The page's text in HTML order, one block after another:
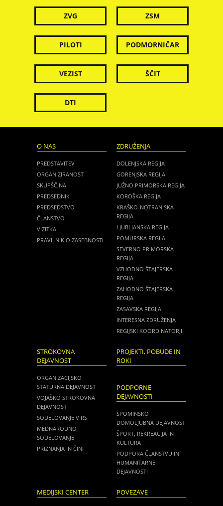
ZVG ZSM
PILOTI PODMORNIČAR
VEZIST ŠČIT
DTI
O NAS
PREDSTAVITEV
ORGANIZIRANOST
SKUPŠČINA
PREDSEDNIK
PREDSEDSTVO
ČLANSTVO
VIZITKA
PRAVILNIK O ZASEBNOSTI
ZDRUŽENJA
DOLENJSKA REGIJA
GORENJSKA REGIJA
JUŽNO PRIMORSKA REGIJA
KOROŠKA REGIJA
KRAŠKO-NOTRANJSKA
REGIJA
LJUBLJANSKA REGIJA
POMURSKA REGIJA
SEVERNO PRIMORSKA
REGIJA
VZHODNO ŠTAJERSKA
REGIJA
ZAHODNO ŠTAJERSKA
REGIJA
ZASAVSKA REGIJA
INTERESNA ZDRUŽENJA
REGIJSKI KOORDINATORJI
STROKOVNA
DEJAVNOST
ORGANIZACIJSKO
STATURNA DEJAVNOST
VOJAŠKO STROKOVNA
DEJAVNOST
SODELOVANJE V RS
MEDNARODNO
SODELOVANJE
PRIZNANJA IN ČINI
PROJEKTI, POBUDE IN
ROKI
PODPORNE
DEJAVNOSTI
SPOMINSKO
DOMOLJUBNA DEJAVNOST
ŠPORT, REKREACIJA IN
KULTURA
PODPORA ČLANSTVU IN
HUMANITARNE
DEJAVNOSTI
MEDIJSKI CENTER POVEZAVE